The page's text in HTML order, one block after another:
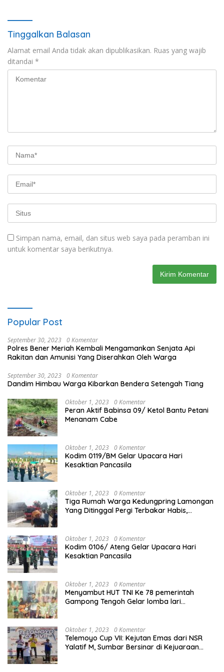
Tinggalkan Balasan
Alamat email Anda tidak akan dipublikasikan. Ruas yang wajib
ditandai *
Simpan nama, email, dan situs web saya pada peramban ini
untuk komentar saya berikutnya.
Popular Post
September 30, 2023 0 Komentar
Polres Bener Meriah Kembali Mengamankan Senjata Api
Rakitan dan Amunisi Yang Diserahkan Oleh Warga
September 30, 2023 0 Komentar
Dandim Himbau Warga Kibarkan Bendera Setengah Tiang
Oktober 1, 2023 0 Komentar
Peran Aktif Babinsa 09/ Ketol Bantu Petani
Menanam Cabe
Oktober 1, 2023 0 Komentar
Kodim 0119/BM Gelar Upacara Hari
Kesaktian Pancasila
Oktober 1, 2023 0 Komentar
Tiga Rumah Warga Kedungpring Lamongan
Yang Ditinggal Pergi Terbakar Habis,
Oktober 1, 2023 0 Komentar
Kodim 0106/ Ateng Gelar Upacara Hari
Kesaktian Pancasila
Oktober 1, 2023 0 Komentar
Menyambut HUT TNI Ke 78 pemerintah
Gampong Tengoh Gelar lomba lari
Oktober 1, 2023 0 Komentar
Telemoyo Cup VII: Kejutan Emas dari NSR
Yalatif M, Sumbar Bersinar di Kejuaraan